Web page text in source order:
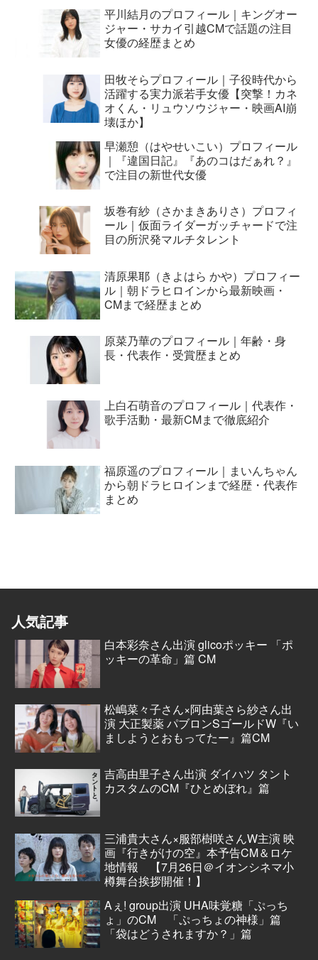
平川結月のプロフィール｜キングオー
ジャー・サカイ引越CMで話題の注目
女優の経歴まとめ
田牧そらプロフィール｜子役時代から
活躍する実力派若手女優【突撃！カネ
オくん・リュウソウジャー・映画AI崩
壊ほか】
早瀬憩（はやせいこい）プロフィール
｜『違国日記』『あのコはだぁれ？』
で注目の新世代女優
坂巻有紗（さかまきありさ）プロフィ
ール｜仮面ライダーガッチャードで注
目の所沢発マルチタレント
清原果耶（きよはら かや）プロフィー
ル｜朝ドラヒロインから最新映画・
CMまで経歴まとめ
原菜乃華のプロフィール｜年齢・身
長・代表作・受賞歴まとめ
上白石萌音のプロフィール｜代表作・
歌手活動・最新CMまで徹底紹介
福原遥のプロフィール｜まいんちゃん
から朝ドラヒロインまで経歴・代表作
まとめ
人気記事
白本彩奈さん出演 glicoポッキー 「ポ
ッキーの革命」篇 CM
松嶋菜々子さん×阿由葉さら紗さん出
演 大正製薬 パブロンSゴールドW『い
ましようとおもってたー』篇CM
吉高由里子さん出演 ダイハツ タント
カスタムのCM『ひとめぼれ』篇
三浦貴大さん×服部樹咲さんW主演 映
画『行きがけの空』本予告CM＆ロケ
地情報 【7月26日＠イオンシネマ小
樽舞台挨拶開催！】
Aぇ! group出演 UHA味覚糖「ぷっち
ょ」のCM 「ぷっちょの神様」篇
「袋はどうされますか？」篇